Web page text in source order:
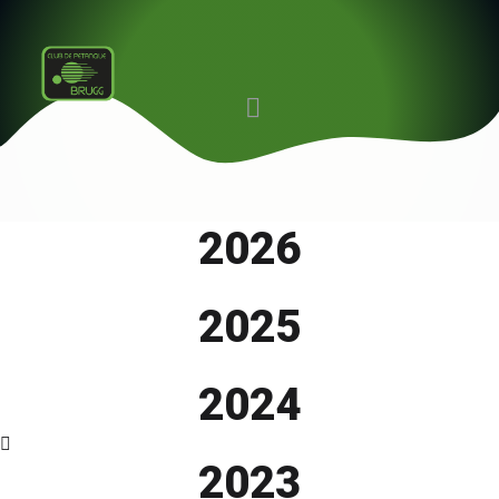
2026
2025
2024
2023